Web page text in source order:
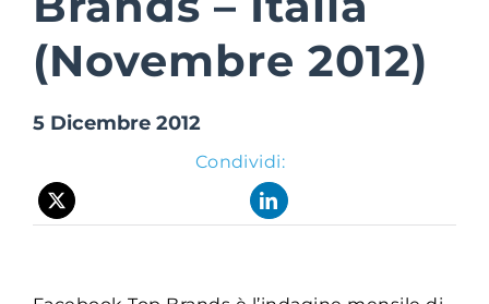
Suite Login
(Novembre 2012)
5 Dicembre 2012
Condividi: